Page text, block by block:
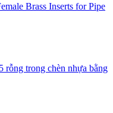
Brass Inserts for Pipe
rỗng trong chèn nhựa bằng